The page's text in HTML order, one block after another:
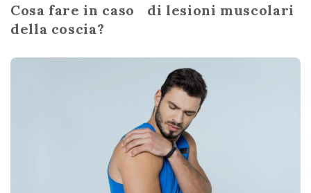
Cosa fare in caso di lesioni muscolari
della coscia?